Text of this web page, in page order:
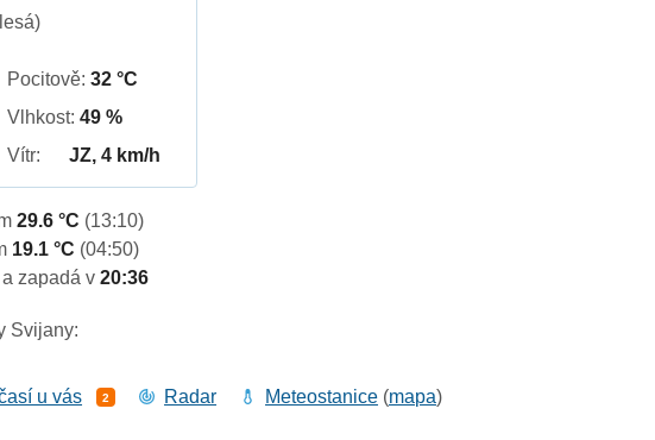
Pocitově:32 °C
Vlhkost:49 %
Vítr:
JZ, 4 km/h
29.6 °C (13:10)
19.1 °C (04:50)
a zapadá v20:36
Svijany:
u vás 2 Radar Meteostanice (mapa)